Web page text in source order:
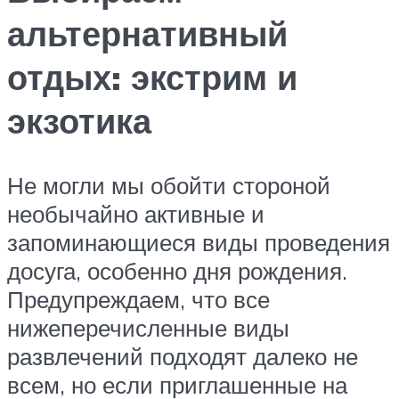
альтернативный
отдых: экстрим и
экзотика
Не могли мы обойти стороной
необычайно активные и
запоминающиеся виды проведения
досуга, особенно дня рождения.
Предупреждаем, что все
нижеперечисленные виды
развлечений подходят далеко не
всем, но если приглашенные на